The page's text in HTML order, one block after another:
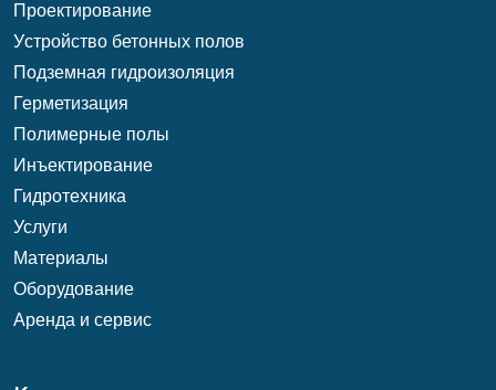
Проектирование
Уcтройство бетонных полов
Подземная гидроизоляция
Герметизация
Полимерные полы
Инъектирование
Гидротехника
Услуги
Материалы
Оборудование
Аренда и сервис